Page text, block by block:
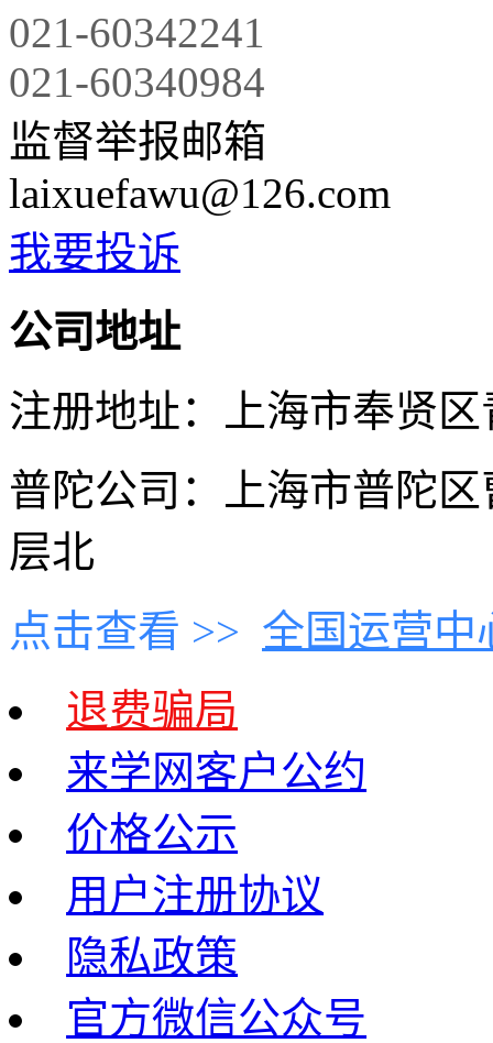
021-60342241
021-60340984
监督举报邮箱
laixuefawu@126.com
我要投诉
公司地址
注册地址：上海市奉贤
普陀公司：上海市普陀
层北
点击查看 >> 全国运营中
退费骗局
来学网客户公约
价格公示
用户注册协议
隐私政策
官方微信公众号